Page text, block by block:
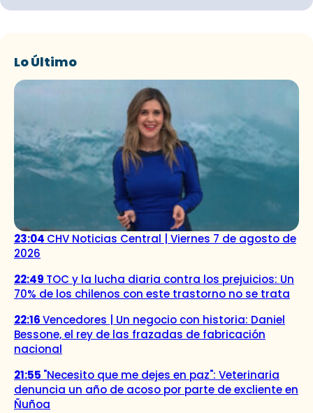
Lo Último
23:04 CHV Noticias Central | Viernes 7 de agosto de
2026
22:49 TOC y la lucha diaria contra los prejuicios: Un
70% de los chilenos con este trastorno no se trata
22:16Vencedores | Un negocio con historia: Daniel
Bessone, el rey de las frazadas de fabricación
nacional
21:55 "Necesito que me dejes en paz": Veterinaria
denuncia un año de acoso por parte de excliente en
Ñuñoa